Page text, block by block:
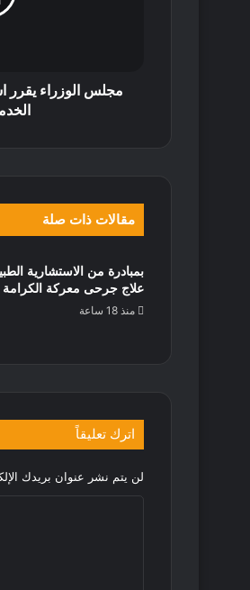
مقالات ذات صلة
بمبادرة من الاستشارية
علاج جرحى معركة الكرامة
منذ 18 ساعة
اترك تعليقاً
لن يتم نشر عنوان بريدك